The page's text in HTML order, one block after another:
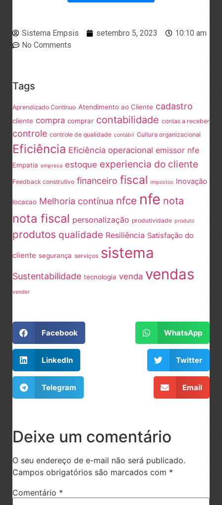
Sistema Empsis setembro 5, 2023
10:10 am
No Comments
Tags
Aprendizado Contínuo Atendimento ao Cliente cadastro
cliente compra comprar contabilidade contas a receber
controle controle de qualidade contábil Cultura organizacional
Eficiência Eficiência operacional emissor nfe
Empatia empresa estoque experiencia do cliente
Feedback construtivo financeiro fiscal impostos Inovação
locacao Melhoria contínua nfce nfe nota
nota fiscal personalização produtividade produto
produtos qualidade Resiliência Satisfação do
cliente segurança serviços sistema
Sustentabilidade tecnologia venda vendas
vender
Facebook WhatsApp
LinkedIn Twitter
Telegram Email
Deixe um comentário
O seu endereço de e-mail não será publicado.
Campos obrigatórios são marcados com *
Comentário *